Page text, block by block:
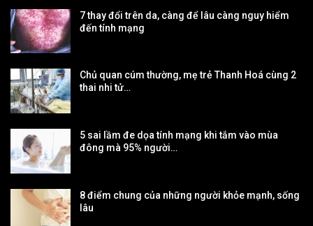
7 thay đổi trên da, càng để lâu càng nguy hiểm
đến tính mạng
Chủ quan cúm thường, mẹ trẻ Thanh Hoá cùng 2
thai nhi tử…
5 sai lầm đe dọa tính mạng khi tắm vào mùa
đông mà 95% người…
8 điểm chung của những người khỏe mạnh, sống
lâu